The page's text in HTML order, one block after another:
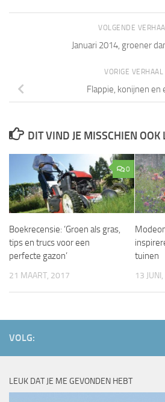
VOLGENDE
Januari 2014, groener
VORIGE VERHAAL
Flappie, konijnen en
DIT VIND JE MISSCHIEN OOK
0
Boekrecensie: ‘Groen als gras,
tips en trucs voor een
perfecte gazon’
21 MAART, 2017
tuinen
13
VOLG:
LEUK DAT JE ME GEVONDEN HEBT